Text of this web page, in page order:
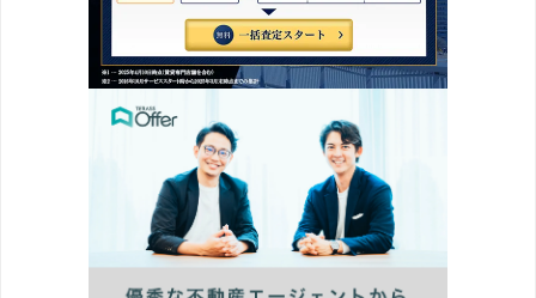
5.8%
2019/12 -9.7%
2020/02
2020/03 -0.9%